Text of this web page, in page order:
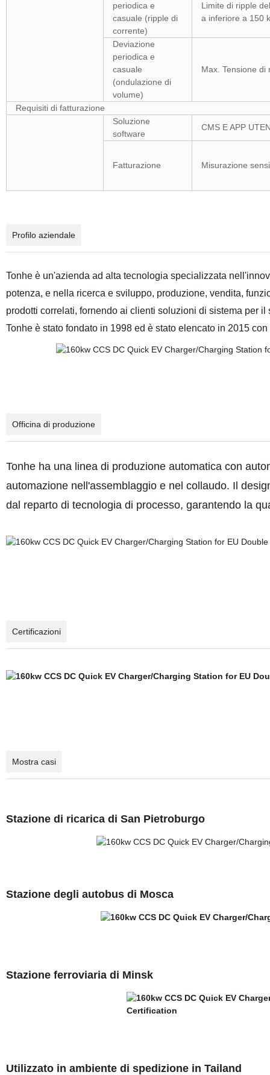
periodica e
casuale (ripple di
corrente)
Limite di ripple
a inferiore a 150
Deviazione
periodica e
casuale
(ondulazione di
volume)
Max. Tensione di
Requisiti di fatturazione
Soluzione
software
CMS E APP
Fatturazione Misurazione
Profilo aziendale
Tonhe è un'azienda ad alta tecnologia specializzata
potenza, e nella ricerca e sviluppo, produzione, vendita,
prodotti correlati, fornendo ai clienti soluzioni di sistema per il
Tonhe è stato fondato in 1998 ed è stato elencato in 2015
Officina di produzione
Tonhe ha una linea di produzione automatica con
automazione nell'assemblaggio e nel collaudo. Il
dal reparto di tecnologia di processo, garantendo la
Certificazioni
Mostra casi
Stazione di ricarica di San Pietroburgo
Stazione degli autobus di Mosca
Stazione ferroviaria di Minsk
Utilizzato in ambiente di spedizione in Tailand